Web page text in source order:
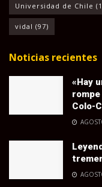
Universidad de Chile
vidal (97)
Noticias recientes
«Hay
Colo-